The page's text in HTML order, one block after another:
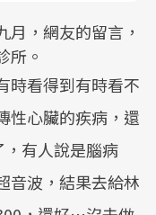
，網友的留言，
所。
時看得到有時看不
性心臟的疾病，還
有人說是腦病
音波，結果去給林